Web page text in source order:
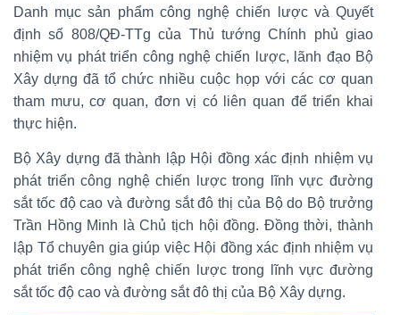
Danh mục sản phẩm công nghệ chiến lược và Quyết
định số 808/QĐ-TTg của Thủ tướng Chính phủ giao
nhiệm vụ phát triển công nghệ chiến lược, lãnh đạo Bộ
Xây dựng đã tổ chức nhiều cuộc họp với các cơ quan
tham mưu, cơ quan, đơn vị có liên quan để triển khai
thực hiện.
Bộ Xây dựng đã thành lập Hội đồng xác định nhiệm vụ
phát triển công nghệ chiến lược trong lĩnh vực đường
sắt tốc độ cao và đường sắt đô thị của Bộ do Bộ trưởng
Trần Hồng Minh là Chủ tịch hội đồng. Đồng thời, thành
lập Tổ chuyên gia giúp việc Hội đồng xác định nhiệm vụ
phát triển công nghệ chiến lược trong lĩnh vực đường
sắt tốc độ cao và đường sắt đô thị của Bộ Xây dựng.